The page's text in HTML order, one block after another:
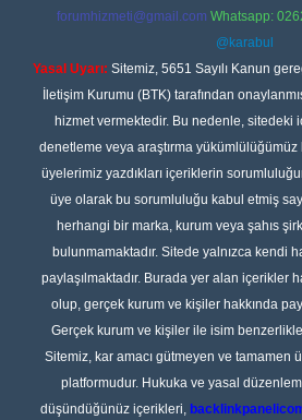
forumhizmeti@gmail.com Whatsapp:
@karabul
Yasal Uyarı: Sitemiz, 5651 Sayılı Kanun
İletişim Kurumu (BTK) tarafından
hizmet vermektedir. Bu nedenle, sitedeki
denetleme veya araştırma yükümlülüğümüz
üyelerimiz yazdıkları içeriklerin
üye olarak bu sorumluluğu kabul etmiş
herhangi bir marka, kurum veya şahıs
bulunmamaktadır. Sitede yalnızca kendi
paylaşılmaktadır. Burada yer alan içerikler
olup, gerçek kurum ve kişiler hakkında
Gerçek kurum ve kişiler ile isim
Sitemiz, kar amacı gütmeyen ve tamamen
platformudur. Hukuka ve yasal
düşündüğünüz içerikleri,